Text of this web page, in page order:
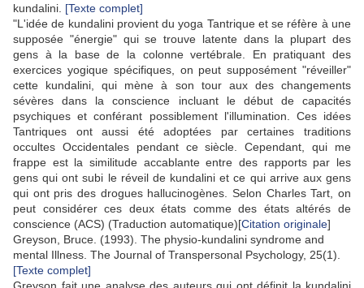
kundalini. [Texte complet]
"L'idée de kundalini provient du yoga Tantrique et se réfère à une
supposée "énergie" qui se trouve latente dans la plupart des
gens à la base de la colonne vertébrale. En pratiquant des
exercices yogique spécifiques, on peut supposément "réveiller"
cette kundalini, qui mène à son tour aux des changements
sévères dans la conscience incluant le début de capacités
psychiques et conférant possiblement l'illumination. Ces idées
Tantriques ont aussi été adoptées par certaines traditions
occultes Occidentales pendant ce siècle. Cependant, qui me
frappe est la similitude accablante entre des rapports par les
gens qui ont subi le réveil de kundalini et ce qui arrive aux gens
qui ont pris des drogues hallucinogènes. Selon Charles Tart, on
peut considérer ces deux états comme des états altérés de
conscience (ACS) (Traduction automatique)[Citation originale]
Greyson, Bruce. (1993). The physio-kundalini syndrome and
mental Illness. The Journal of Transpersonal Psychology, 25(1).
[Texte complet]
Greyson fait une analyse des auteurs qui ont définit la kundalini